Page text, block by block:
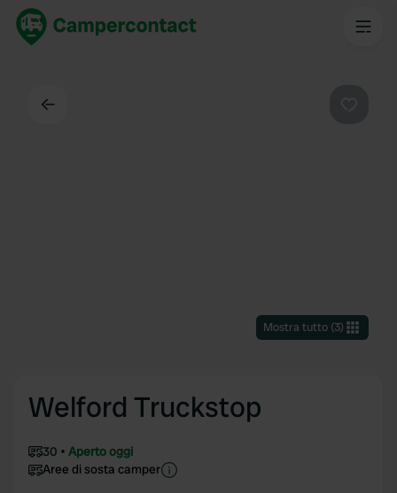
Mostra tutto(3)
Welford Truckstop
30
Aperto oggi
Aree di sosta camper